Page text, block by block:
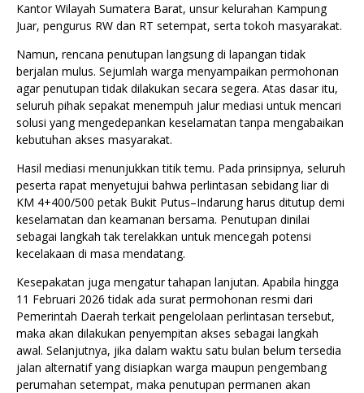
Kantor Wilayah Sumatera Barat, unsur kelurahan Kampung
Juar, pengurus RW dan RT setempat, serta tokoh masyarakat.
Namun, rencana penutupan langsung di lapangan tidak
berjalan mulus. Sejumlah warga menyampaikan permohonan
agar penutupan tidak dilakukan secara segera. Atas dasar itu,
seluruh pihak sepakat menempuh jalur mediasi untuk mencari
solusi yang mengedepankan keselamatan tanpa mengabaikan
kebutuhan akses masyarakat.
Hasil mediasi menunjukkan titik temu. Pada prinsipnya, seluruh
peserta rapat menyetujui bahwa perlintasan sebidang liar di
KM 4+400/500 petak Bukit Putus–Indarung harus ditutup demi
keselamatan dan keamanan bersama. Penutupan dinilai
sebagai langkah tak terelakkan untuk mencegah potensi
kecelakaan di masa mendatang.
Kesepakatan juga mengatur tahapan lanjutan. Apabila hingga
11 Februari 2026 tidak ada surat permohonan resmi dari
Pemerintah Daerah terkait pengelolaan perlintasan tersebut,
maka akan dilakukan penyempitan akses sebagai langkah
awal. Selanjutnya, jika dalam waktu satu bulan belum tersedia
jalan alternatif yang disiapkan warga maupun pengembang
perumahan setempat, maka penutupan permanen akan